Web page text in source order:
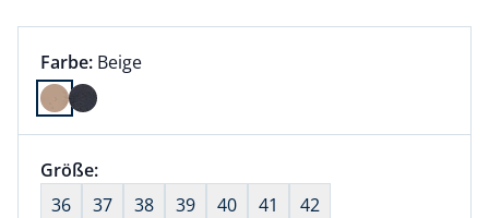
Farbauswahl:
Farbe: aktuell ausgewählt:
Beige
Farbe Beige ausgewählt
Größenauswahl:
Größe:nichts ausgewählt
36
37 38 39 40 41
42